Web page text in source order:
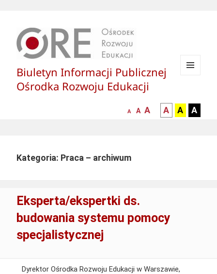
Biuletyn Informacji Publicznej
Ośrodka Rozwoju Edukacji
mniejsza
A
normalna
A
większa-
czcionka
A
kontrast
czarny
A
kontrast
czarny
A
żółty
A
Kategoria: Praca – archiwum
Eksperta/ekspertki ds.
budowania systemu pomocy
specjalistycznej
Dyrektor Ośrodka Rozwoju Edukacji w Warszawie,